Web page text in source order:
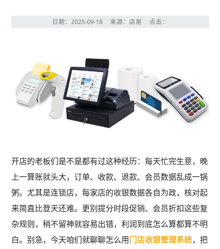
日期：2025-09-18 来源：店易 点击：
开店的老板们是不是都有过这种经历：每天忙完生意，晚
上一算账就头大，订单、收款、退款、会员数据乱成一锅
粥。尤其是连锁店，每家店的收银数据各自为政，核对起
来简直比登天还难。更别提分时段促销、会员折扣这些复
杂规则，稍不留神就容易出错，利润到底怎么算都算不明
白。别急，今天咱们就聊聊怎么用门店收银管理系统，把